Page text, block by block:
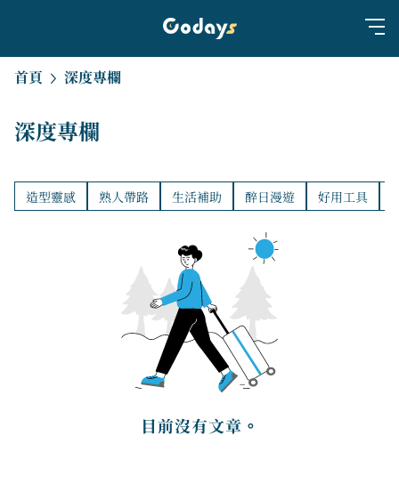
首頁 深度專欄
深度專欄
造型靈感 熟人帶路 生活補助 醉日漫遊 好用工具
目前沒有文章。